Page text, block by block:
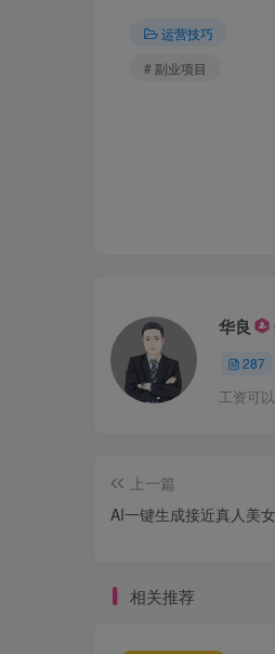
运营技巧
# 副业项目
华良
287
工资可
上一篇
AI一键生成接近真人美
相关推荐